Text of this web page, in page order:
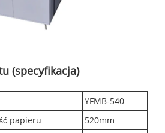
(specyfikacja)
YFMB-540
papieru
520mm